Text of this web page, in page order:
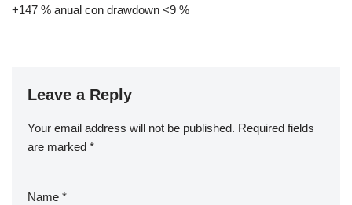
+147 % anual con drawdown <9 %
Leave a Reply
Your email address will not be published. Required fields
are marked *
Name *